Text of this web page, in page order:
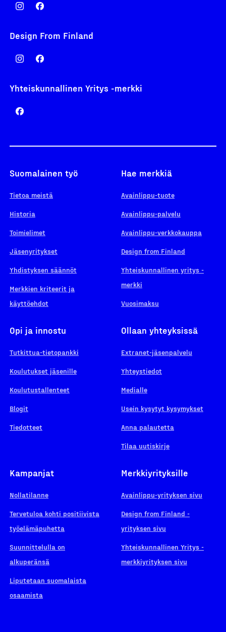
Design From Finland
Yhteiskunnallinen Yritys -merkki
Suomalainen työ
Tietoa meistä
Historia
Toimielimet
Jäsenyritykset
Yhdistyksen säännöt
Merkkien kriteerit ja
käyttöehdot
Hae merkkiä
Avainlippu-tuote
Avainlippu-palvelu
Avainlippu-verkkokauppa
Design from Finland
Yhteiskunnallinen yritys -
merkki
Vuosimaksu
Opi ja innostu
Tutkittua-tietopankki
Koulutukset jäsenille
Koulutustallenteet
Blogit
Tiedotteet
Ollaan yhteyksissä
Extranet-jäsenpalvelu
Yhteystiedot
Medialle
Usein kysytyt kysymykset
Anna palautetta
Tilaa uutiskirje
Kampanjat
Nollatilanne
Tervetuloa kohti positiivista
työelämäpuhetta
Suunnittelulla on
alkuperänsä
Liputetaan suomalaista
osaamista
Merkkiyrityksille
Avainlippu-yrityksen sivu
Design from Finland -
yrityksen sivu
Yhteiskunnallinen Yritys -
merkkiyrityksen sivu